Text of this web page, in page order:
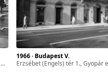
1966 · Budapest V.
Erzsébet (Engels) tér 1., Gyopár eszpresszó. Jobbra a